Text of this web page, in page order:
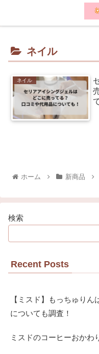
ネイル
ネイル
ホーム 新商品
検索
Recent Posts
【ミスド】もっちゅり
についても調査！
ミスドのコーヒーおかわ